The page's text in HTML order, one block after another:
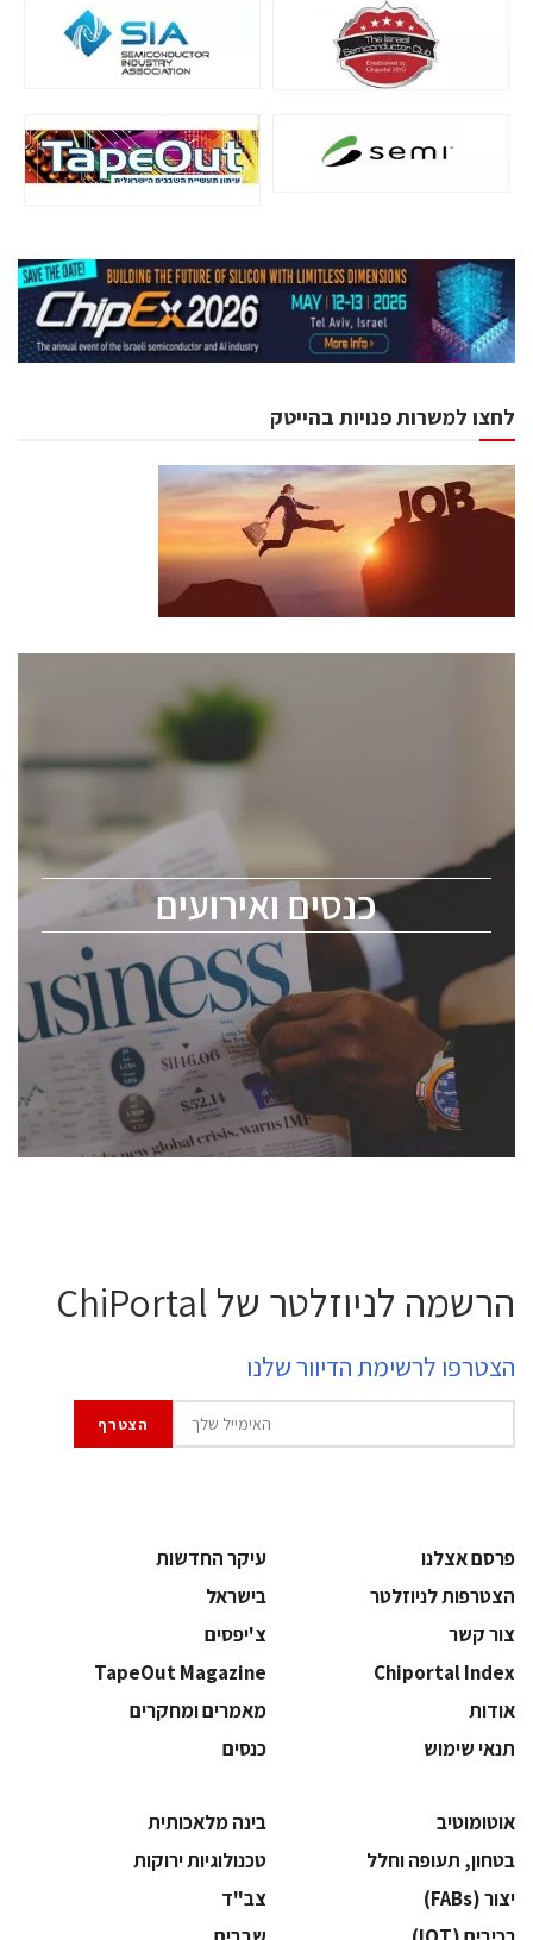
לחצו למשרות פנויות בהייטק
כנסים ואירועים
כנסים ואירועים
לכל העוסקים בתעשיית הסמיקונדקטור כולל מהנדסים,
ChipEx2026 will be held on May 12-13, 2026. The
conference is intended for everyone involved in the
semiconductor industry, including engineers,
professional experts, and senior executives.
לחץ לפרטים
הרשמה לניוזלטר של ChiPortal
הצטרפו לרשימת הדיוור שלנו
פרסם אצלנו
עיקר החדשות
הצטרפות לניוזלטר
בישראל
צור קשר
צ'יפסים
Chiportal Index
TapeOut Magazine
אודות
מאמרים ומחקרים
תנאי שימוש
כנסים
אוטומוטיב
בינה מלאכותית
בטחון, תעופה וחלל
‫טכנולוגיות ירוקות‬
‫יצור (‪(FABs‬‬
‫צב"ד‬